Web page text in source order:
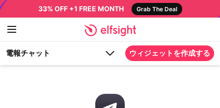
33% OFF +1 FREE MONTH Grab The Deal
電報チャット ウィジェットを作成する